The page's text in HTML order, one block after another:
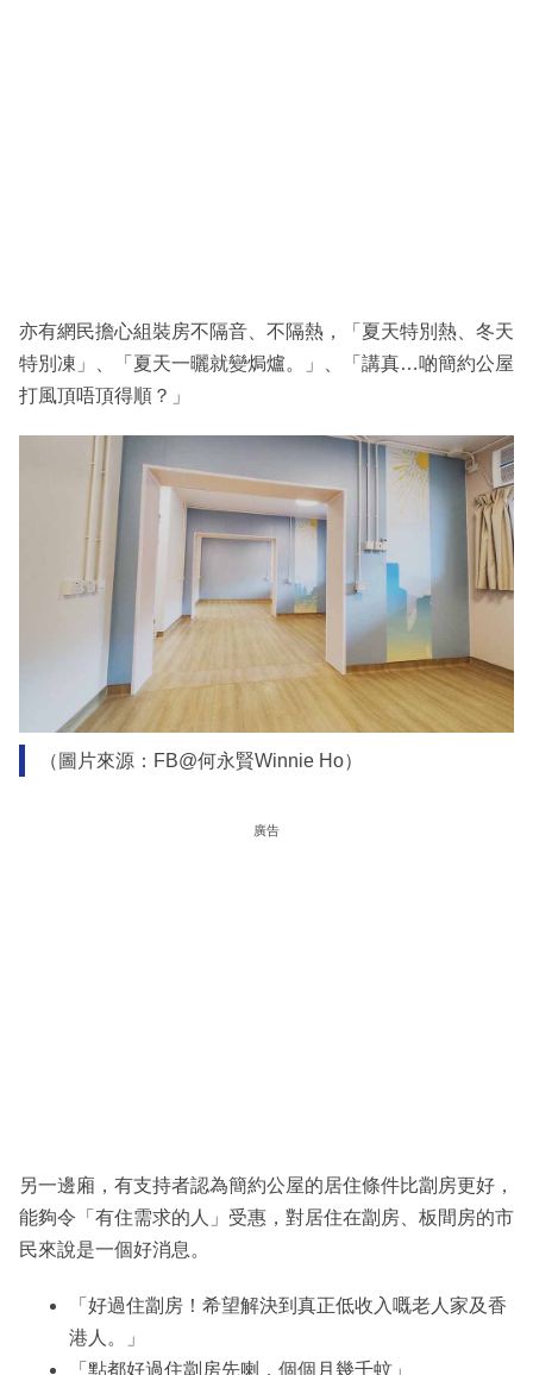
亦有網民擔心組裝房不隔音、不隔熱，「夏天特別熱、冬天
特別凍」、「夏天一曬就變焗爐。」、「講真…啲簡約公屋
打風頂唔頂得順？」
（圖片來源：FB@何永賢Winnie Ho）
廣告
另一邊廂，有支持者認為簡約公屋的居住條件比劏房更好，
能夠令「有住需求的人」受惠，對居住在劏房、板間房的市
民來說是一個好消息。
「好過住劏房！希望解決到真正低收入嘅老人家及香
港人。」
「點都好過住劏房先喇，個個月幾千蚊」